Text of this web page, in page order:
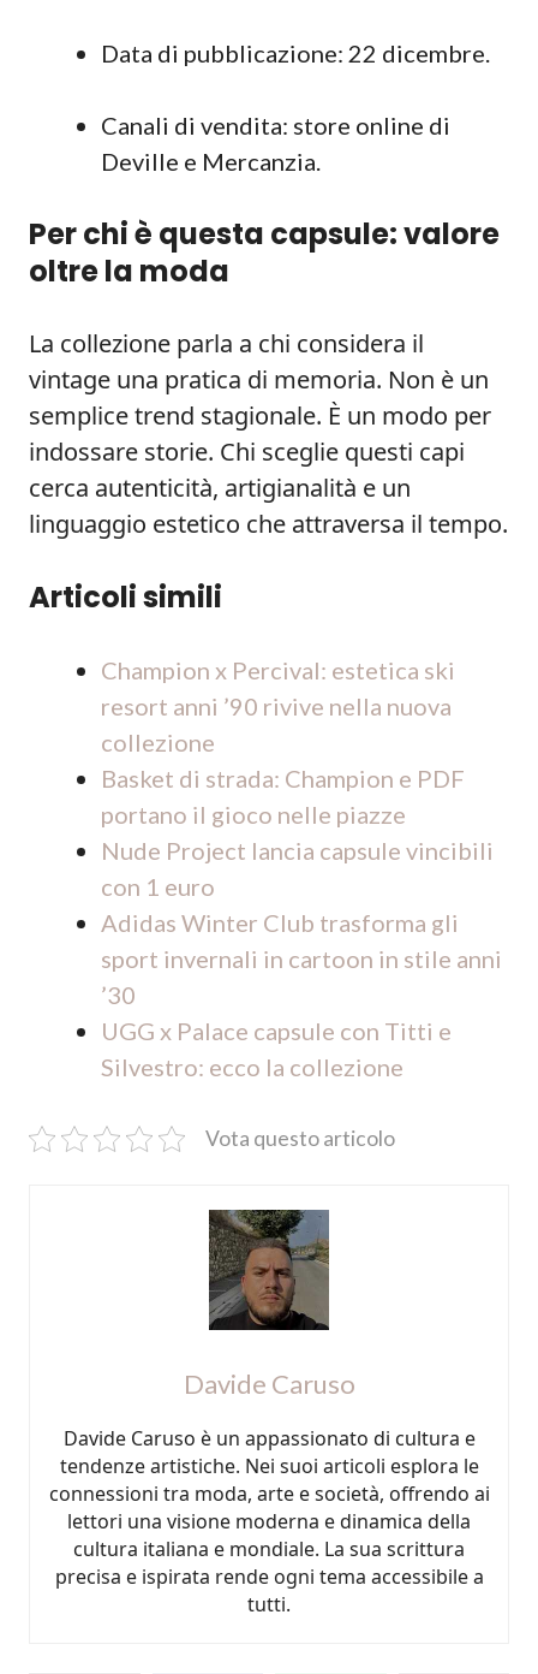
Data di pubblicazione: 22 dicembre.
Canali di vendita: store online di
Deville e Mercanzia.
Per chi è questa capsule: valore
oltre la moda
La collezione parla a chi considera il
vintage una pratica di memoria. Non è un
semplice trend stagionale. È un modo per
indossare storie. Chi sceglie questi capi
cerca autenticità, artigianalità e un
linguaggio estetico che attraversa il tempo.
Articoli simili
Champion x Percival: estetica ski
resort anni ’90 rivive nella nuova
collezione
Basket di strada: Champion e PDF
portano il gioco nelle piazze
Nude Project lancia capsule vincibili
con 1 euro
Adidas Winter Club trasforma gli
sport invernali in cartoon in stile anni
’30
UGG x Palace capsule con Titti e
Silvestro: ecco la collezione
Vota questo articolo
Davide Caruso
Davide Caruso è un appassionato di cultura e
tendenze artistiche. Nei suoi articoli esplora le
connessioni tra moda, arte e società, offrendo ai
lettori una visione moderna e dinamica della
cultura italiana e mondiale. La sua scrittura
precisa e ispirata rende ogni tema accessibile a
tutti.